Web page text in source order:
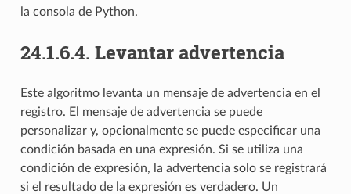
la consola de Python.
24.1.6.4. Levantar advertencia
Este algoritmo levanta un mensaje de advertencia en el
registro. El mensaje de advertencia se puede
personalizar y, opcionalmente se puede especificar una
condición basada en una expresión. Si se utiliza una
condición de expresión, la advertencia solo se registrará
si el resultado de la expresión es verdadero. Un